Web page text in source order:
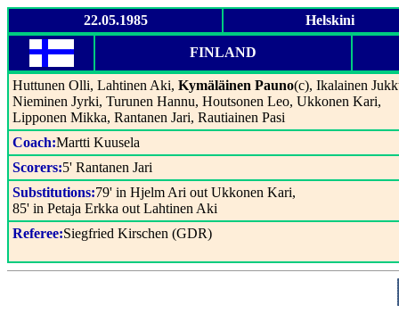
22.05.1985 Helskini
FINLAND
Huttunen Olli, Lahtinen Aki, Kymäläinen Pauno(c), Ikalainen
Nieminen Jyrki, Turunen Hannu, Houtsonen Leo, Ukkonen Kari,
Lipponen Mikka, Rantanen Jari, Rautiainen Pasi
Coach:Martti Kuusela
Scorers:5' Rantanen Jari
Substitutions:79' in Hjelm Ari out Ukkonen Kari,
85' in Petaja Erkka out Lahtinen Aki
Referee:Siegfried Kirschen (GDR)